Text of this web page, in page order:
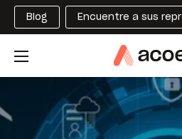
Blog Encuentre a sus